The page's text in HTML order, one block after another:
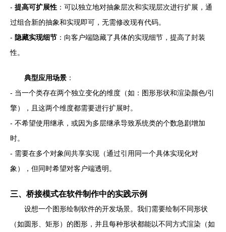
- 提高可扩展性 ：可以独立地对抽象层次和实现层次进行扩展，通
过组合新的抽象和实现即可，无需修改现有代码。
- 隐藏实现细节 ：向客户端隐藏了具体的实现细节，提高了封装
性。
典型应用场景 ：
- 当一个类存在两个独立变化的维度（如：图形形状和渲染颜色/引
擎），且这两个维度都需要进行扩展时。
- 不希望使用继承，或因为多层继承导致系统类的个数急剧增加
时。
- 需要在多个对象间共享实现（通过引用同一个具体实现化对
象），但同时希望对客户端透明。
三、桥接模式在软件制作中的实践示例
设想一个图形绘制软件的开发场景。我们需要绘制不同形状
（如圆形、矩形）的图形，并且每种形状都能以不同方式渲染（如